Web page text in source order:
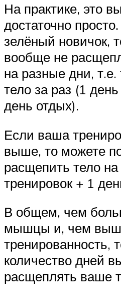
На практике, это
достаточно
зелёный новичок,
вообще не
на разные дни, т.е.
тело за раз (1
день отдых).
Если ваша
выше, то можете
расщепить тело
тренировок + 1
В общем, чем
мышцы и, чем
тренированность,
количество дней
расщеплять ваше